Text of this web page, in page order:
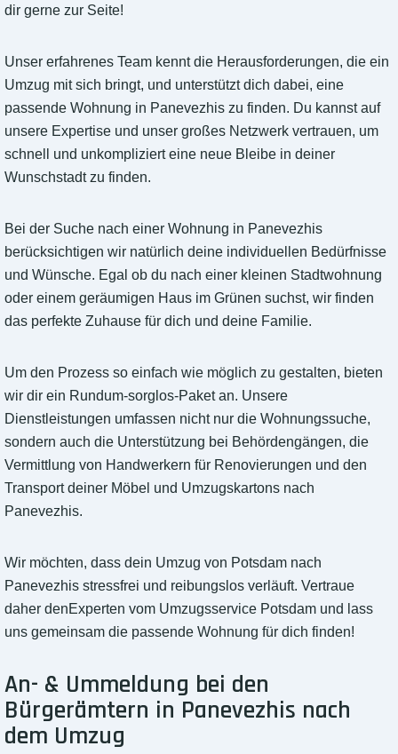
dir gerne zur Seite!
Unser erfahrenes Team kennt die Herausforderungen, die ein
Umzug mit sich bringt, und unterstützt dich dabei, eine
passende Wohnung in Panevezhis zu finden. Du kannst auf
unsere Expertise und unser großes Netzwerk vertrauen, um
schnell und unkompliziert eine neue Bleibe in deiner
Wunschstadt zu finden.
Bei der Suche nach einer Wohnung in Panevezhis
berücksichtigen wir natürlich deine individuellen Bedürfnisse
und Wünsche. Egal ob du nach einer kleinen Stadtwohnung
oder einem geräumigen Haus im Grünen suchst, wir finden
das perfekte Zuhause für dich und deine Familie.
Um den Prozess so einfach wie möglich zu gestalten, bieten
wir dir ein Rundum-sorglos-Paket an. Unsere
Dienstleistungen umfassen nicht nur die Wohnungssuche,
sondern auch die Unterstützung bei Behördengängen, die
Vermittlung von Handwerkern für Renovierungen und den
Transport deiner Möbel und Umzugskartons nach
Panevezhis.
Wir möchten, dass dein Umzug von Potsdam nach
Panevezhis stressfrei und reibungslos verläuft. Vertraue
daher denExperten vom Umzugsservice Potsdam und lass
uns gemeinsam die passende Wohnung für dich finden!
An- & Ummeldung bei den
Bürgerämtern in Panevezhis nach
dem Umzug